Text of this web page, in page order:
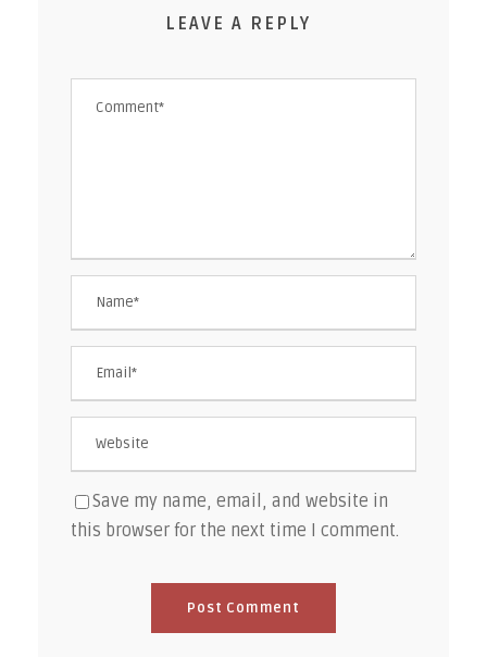
LEAVE A REPLY
Save my name, email, and website in
this browser for the next time I comment.